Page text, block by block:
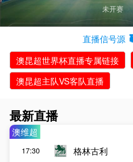
未开赛
直播信号源
澳昆超世界杯直播专属链接
澳昆超主队VS客队直播
最新直播
澳维超
17:30
格林古利